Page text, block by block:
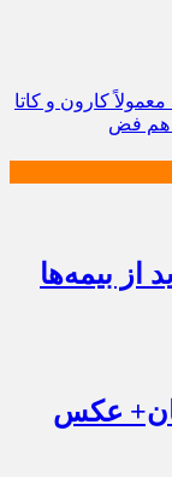
کارون و کاتا
هم فض
از بیمه‌ها
عکس